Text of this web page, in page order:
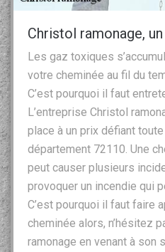
Christol ramonage,
Les gaz toxiques
votre cheminée au fil du
C’est pourquoi il faut
L’entreprise Christol
place à un prix défiant
département 72110. Une
peut causer plusieurs
provoquer un incendie qui
C’est pourquoi il faut faire
cheminée alors, n’hésitez
ramonage en venant à son